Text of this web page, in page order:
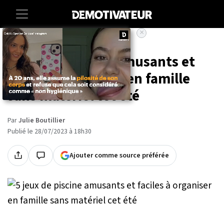
Accueil Societe Lifestyle
5 jeux de piscine amusants et
faciles à organiser en famille
sans matériel cet été
ParJulie Boutillier
Publié le 28/07/2023 à 18h30
Ajouter comme source préférée
×